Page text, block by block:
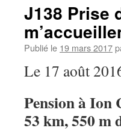
J138 Prise
Publié le 19 mars 2017
Le 17 août
Pension à Ion
53 km, 550 m